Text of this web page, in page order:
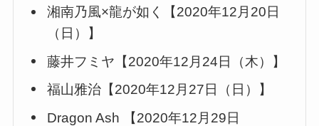
湘南乃風×龍が如く【2020年12月20日
（日）】
藤井フミヤ【2020年12月24日（木）】
福山雅治【2020年12月27日（日）】
Dragon Ash 【2020年12月29日